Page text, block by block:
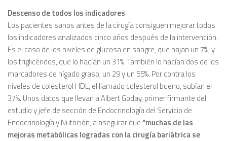
Descenso de todos los indicadores
Los pacientes sanos antes de la cirugía consiguen mejorar todos
los indicadores analizados cinco años después de la intervención.
Es el caso de los niveles de glucosa en sangre, que bajan un 7%, y
los triglicéridos, que lo hacían un 31%. También lo hacían dos de los
marcadores de hígado graso, un 29 y un 55%. Por contra los
niveles de colesterol HDL, el llamado colesterol bueno, subían el
37%. Unos datos que llevan a Albert Goday, primer firmante del
estudio y jefe de sección de Endocrinología del Servicio de
Endocrinología y Nutrición, a asegurar que“muchas de las
mejoras metabólicas logradas con la cirugía bariátrica se